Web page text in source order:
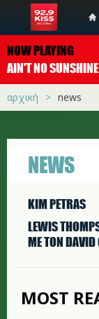
NOW PLAYING
AIN'T NO SUNSHINE
αρχική news
NEWS
KIM PETRAS
LEWIS
ΜΕ ΤΟΝ DAVID
MOST